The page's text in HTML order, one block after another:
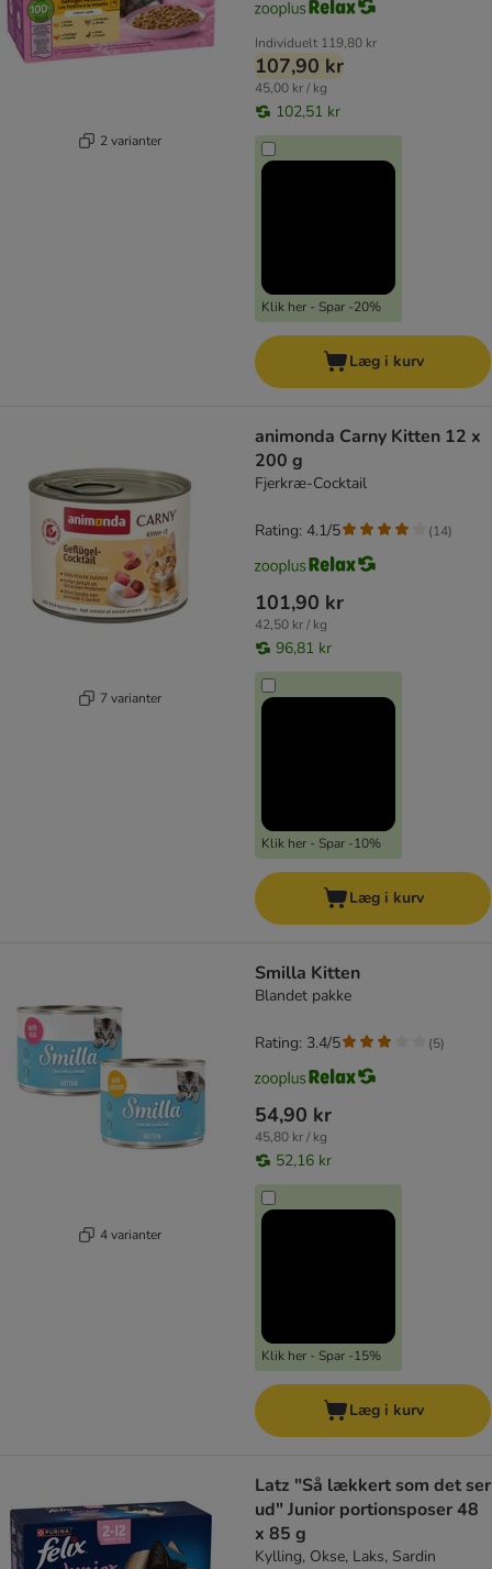
2 varianter
Individuelt 119,80 kr
107,90 kr
45,00 kr / kg
102,51 kr
Klik her - Spar -20%
Læg i kurv
7 varianter
animonda Carny Kitten 12 x
200 g
Fjerkræ-Cocktail
101,90 kr
42,50 kr / kg
96,81 kr
Klik her - Spar -10%
Rating: 4.1/5 (14)
Læg i kurv
4 varianter
Smilla Kitten
Blandet pakke
54,90 kr
45,80 kr / kg
52,16 kr
Klik her - Spar -15%
Rating: 3.4/5 (5)
Læg i kurv
Latz "Så lækkert som det ser
ud" Junior portionsposer 48
x 85 g
Kylling, Okse, Laks, Sardin